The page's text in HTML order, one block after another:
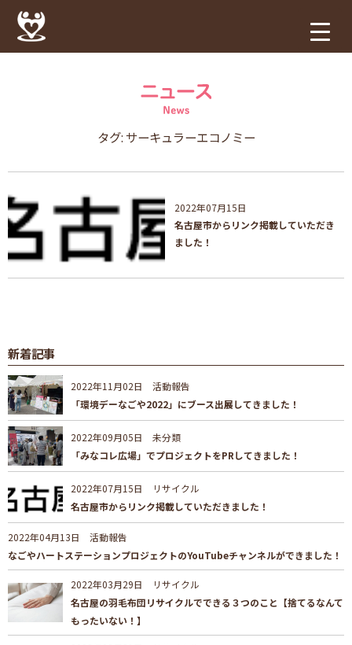
タグ:サーキュラーエコノミー
2022年07月15日
名古屋市からリンク掲載していただき
ました！
新着記事
2022年11月02日
活動報告
「環境デーなごや2022」にブース出展してきました！
2022年09月05日
未分類
「みなコレ広場」でプロジェクトをPRしてきました！
2022年07月15日
リサイクル
名古屋市からリンク掲載していただきました！
2022年04月13日
活動報告
なごやハートステーションプロジェクトのYouTubeチャンネルができました！
2022年03月29日
リサイクル
名古屋の羽毛布団リサイクルでできる３つのこと【捨てるなんて
もったいない！】